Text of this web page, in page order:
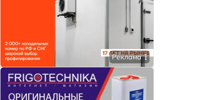
Реклама